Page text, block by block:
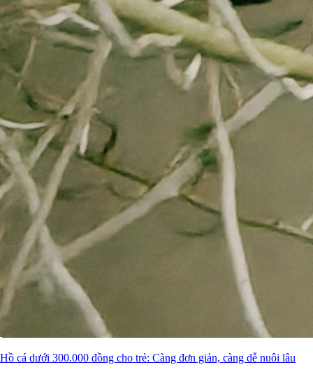
Hồ cá dưới 300.000 đồng cho trẻ: Càng đơn giản, càng dễ nuôi lâu